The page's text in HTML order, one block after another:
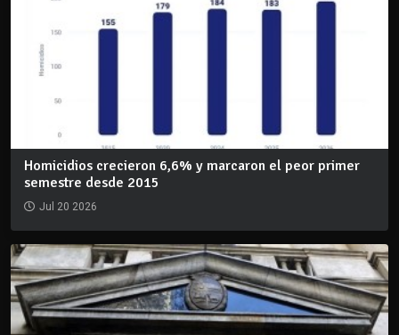
Homicidios crecieron 6,6% y marcaron el peor primer
semestre desde 2015
Jul 20 2026